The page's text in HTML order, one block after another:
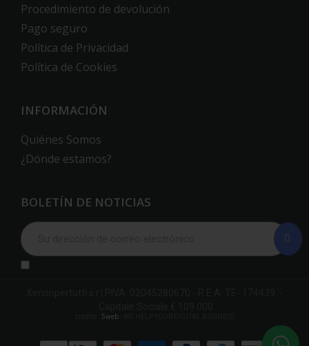
Procedimiento de devolución
Pago seguro
Política de Privacidad
Política de Cookies
INFORMACIÓN
Quiénes Somos
¿Dónde estamos?
BOLETÍN DE NOTICIAS
5web